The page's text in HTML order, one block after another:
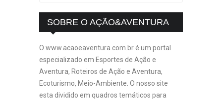
SOBRE O AÇÃO&AVENTURA
O www.acaoeaventura.com.br é um portal
especializado em Esportes de Ação e
Aventura, Roteiros de Ação e Aventura,
Ecoturismo, Meio-Ambiente. O nosso site
esta dividido em quadros temáticos para